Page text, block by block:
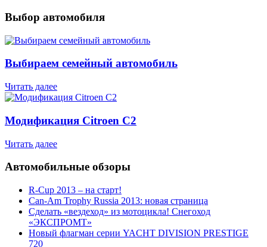
Выбор автомобиля
Выбираем семейный автомобиль
Читать далее
Модификация Citroen С2
Читать далее
Автомобильные обзоры
R-Cup 2013 – на старт!
Can-Am Trophy Russia 2013: новая страница
Сделать «вездеход» из мотоцикла! Снегоход
«ЭКСПРОМТ»
Новый флагман серии YACHT DIVISION PRESTIGE
720